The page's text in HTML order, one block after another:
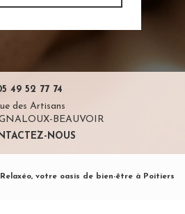
49 52 77 74
des Artisans
BEAUVOIR
NOUS
votre oasis de bien-être à Poitiers